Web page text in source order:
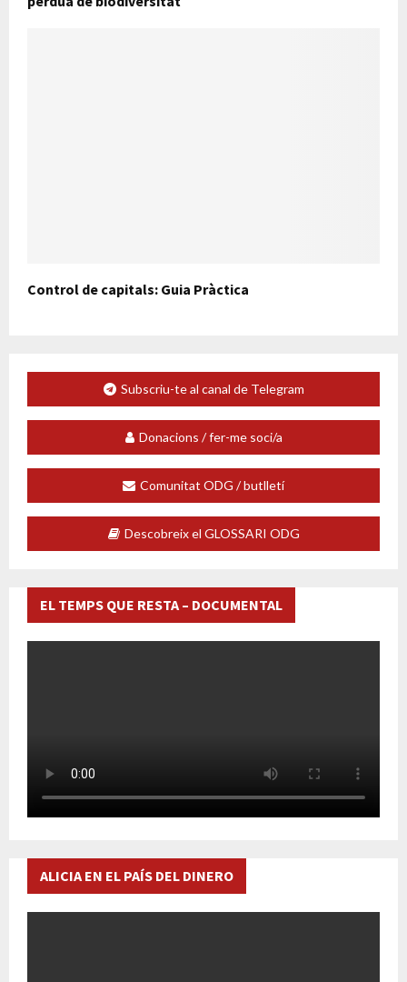
Control de capitals: Guia Pràctica
Subscriu-te al canal de Telegram
Donacions / fer-me soci/a
Comunitat ODG / butlletí
Descobreix el GLOSSARI ODG
EL TEMPS QUE RESTA – DOCUMENTAL
ALICIA EN EL PAÍS DEL DINERO